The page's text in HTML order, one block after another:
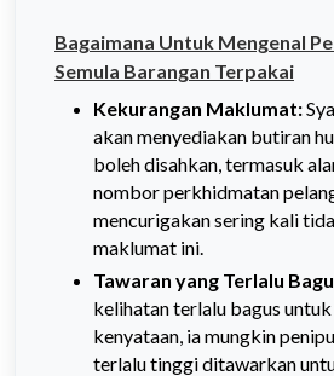
Bagaimana Untuk Mengenal
Semula Barangan Terpakai
Kekurangan Maklumat:
akan menyediakan butiran
boleh disahkan, termasuk
nombor perkhidmatan
mencurigakan sering kali
maklumat ini.
Tawaran yang Terlalu
kelihatan terlalu bagus
kenyataan, ia mungkin
terlalu tinggi ditawarkan